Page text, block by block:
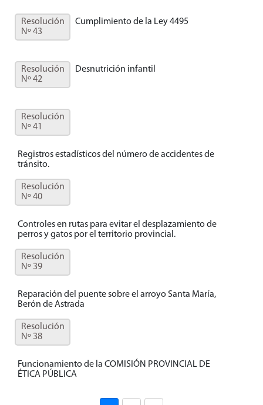
Resolución
Nº 43
Cumplimiento de la Ley 4495
Resolución
Nº 42
Desnutrición infantil
Resolución
Nº 41
Registros estadísticos del número de accidentes de
tránsito.
Resolución
Nº 40
Controles en rutas para evitar el desplazamiento de
perros y gatos por el territorio provincial.
Resolución
Nº 39
Reparación del puente sobre el arroyo Santa María,
Berón de Astrada
Resolución
Nº 38
Funcionamiento de la COMISIÓN PROVINCIAL DE
ÉTICA PÚBLICA